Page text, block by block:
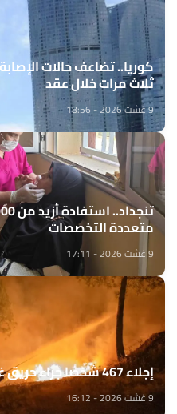
كوريا.. تضاعف حالات
ثلاث مرات خلال عقد
9 غشت 2026 - 18:56
متعددة التخصصات
9 غشت 2026 - 17:11
إجلاء 467 شخصا جراء حريق غابوي واسع جنوب إسبانيا
9 غشت 2026 - 16:12